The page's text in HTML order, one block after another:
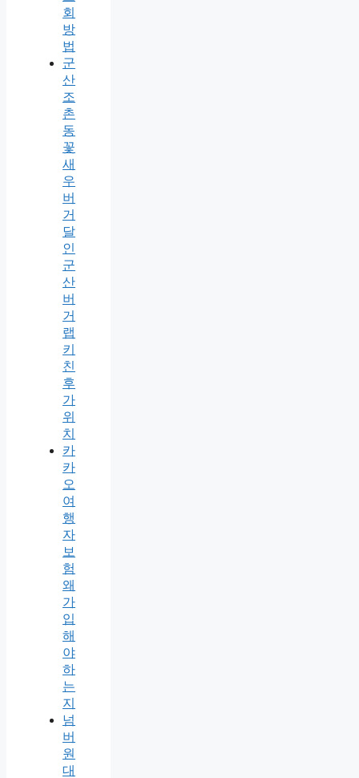
회
방
법
군
산
조
촌
동
꽃
새
우
버
거
달
인
군
산
버
거
랩
키
친
후
가
위
치
카
카
오
여
행
자
보
험
왜
가
입
해
야
하
는
지
넘
버
원
대